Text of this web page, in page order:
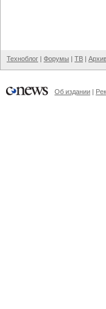
Техноблог | Форумы | ТВ |
Об издании |